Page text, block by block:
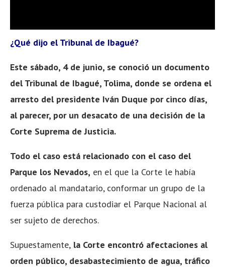
¿Qué dijo el Tribunal de Ibagué?
Este sábado, 4 de junio, se conoció un documento
del Tribunal de Ibagué, Tolima, donde se ordena el
arresto del presidente Iván Duque por cinco días,
al parecer, por un desacato de una decisión de la
Corte Suprema de Justicia.
Todo el caso está relacionado con el caso del
Parque los Nevados, en el que la Corte le había
ordenado al mandatario, conformar un grupo de la
fuerza pública para custodiar el Parque Nacional al
ser sujeto de derechos.
Supuestamente, la Corte encontró afectaciones al
orden público, desabastecimiento de agua, tráfico